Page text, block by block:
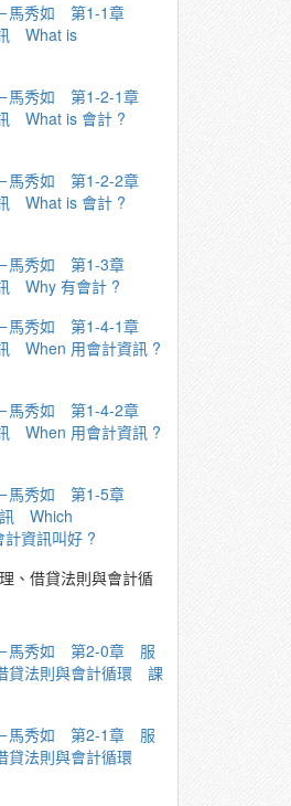
馬秀如 第1-1章
What is
馬秀如 第1-2-1章
What is 會計 ?
馬秀如 第1-2-2章
What is 會計 ?
馬秀如 第1-3章
Why 有會計 ?
馬秀如 第1-4-1章
When 用會計資訊 ?
馬秀如 第1-4-2章
When 用會計資訊 ?
馬秀如 第1-5章
訊 Which
資訊叫好 ?
、借貸法則與會計循
馬秀如 第2-0章 服
貸法則與會計循環 課
馬秀如 第2-1章 服
貸法則與會計循環